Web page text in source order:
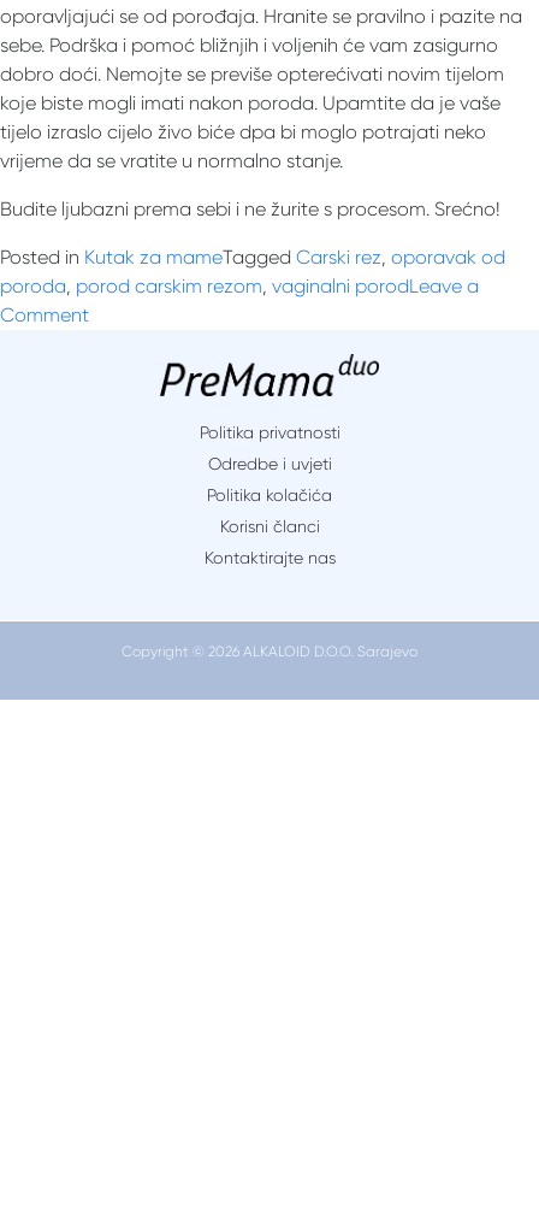
oporavljajući se od porođaja. Hranite se pravilno i pazite na
sebe. Podrška i pomoć bližnjih i voljenih će vam zasigurno
dobro doći. Nemojte se previše opterećivati ​​novim tijelom
koje biste mogli imati nakon poroda. Upamtite da je vaše
tijelo izraslo cijelo živo biće dpa bi moglo potrajati neko
vrijeme da se vratite u normalno stanje.
Budite ljubazni prema sebi i ne žurite s procesom. Srećno!
Posted in Kutak za mameTagged Carski rez, oporavak od
poroda, porod carskim rezom, vaginalni porodLeave a
Commenton
Politika privatnosti
Odredbe i uvjeti
Politika kolačića
Korisni članci
Kontaktirajte nas
Copyright © 2026 ALKALOID D.O.O. Sarajevo